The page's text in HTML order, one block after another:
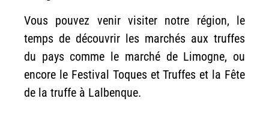
Vous pouvez venir visiter notre région, le
temps de découvrir les marchés aux truffes
du pays comme le marché de Limogne, ou
encore le Festival Toques et Truffes et la Fête
de la truffe à Lalbenque.